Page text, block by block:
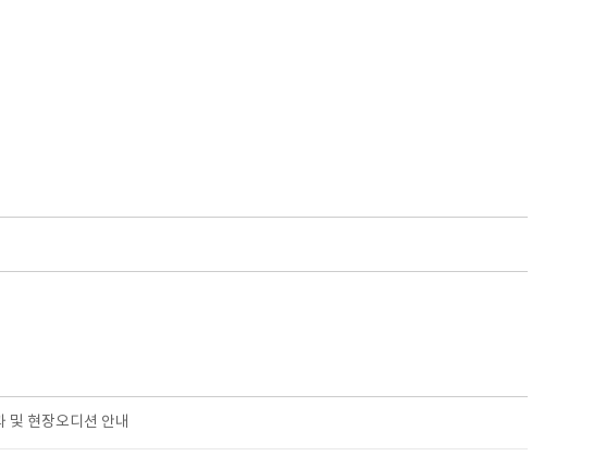
및 현장오디션 안내